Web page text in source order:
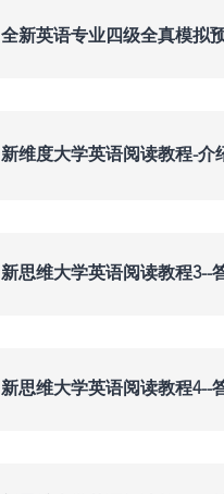
全新英语专业四级全真模拟预
新维度大学英语阅读教程-介
新思维大学英语阅读教程3--
新思维大学英语阅读教程4--